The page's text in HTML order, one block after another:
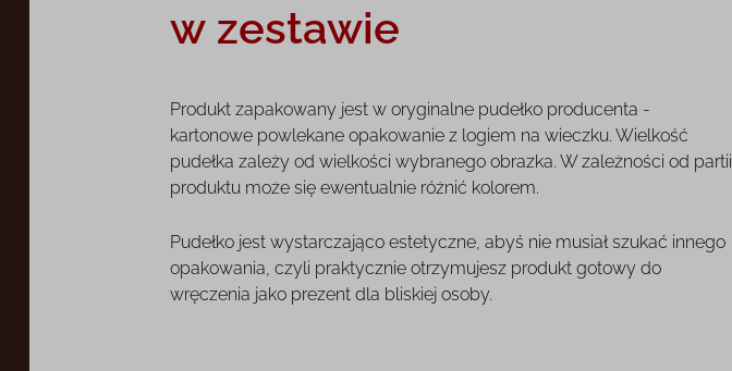
w zestawie
Produkt zapakowany jest w oryginalne pudełko producenta -
kartonowe powlekane opakowanie z logiem na wieczku. Wielkość
pudełka zależy od wielkości wybranego obrazka. W zależności od partii
produktu może się ewentualnie różnić kolorem.
Pudełko jest wystarczająco estetyczne, abyś nie musiał szukać innego
opakowania, czyli praktycznie otrzymujesz produkt gotowy do
wręczenia jako prezent dla bliskiej osoby.